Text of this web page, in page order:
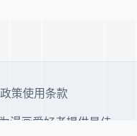
策使用条款
漫画爱好者提供最佳